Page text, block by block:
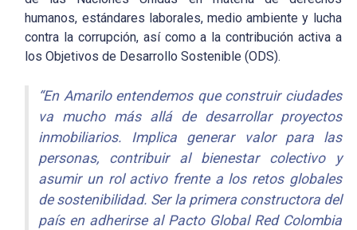
humanos, estándares laborales, medio ambiente y lucha
contra la corrupción, así como a la contribución activa a
los Objetivos de Desarrollo Sostenible (ODS).
“En Amarilo entendemos que construir ciudades
va mucho más allá de desarrollar proyectos
inmobiliarios. Implica generar valor para las
personas, contribuir al bienestar colectivo y
asumir un rol activo frente a los retos globales
de sostenibilidad. Ser la primera constructora del
país en adherirse al Pacto Global Red Colombia